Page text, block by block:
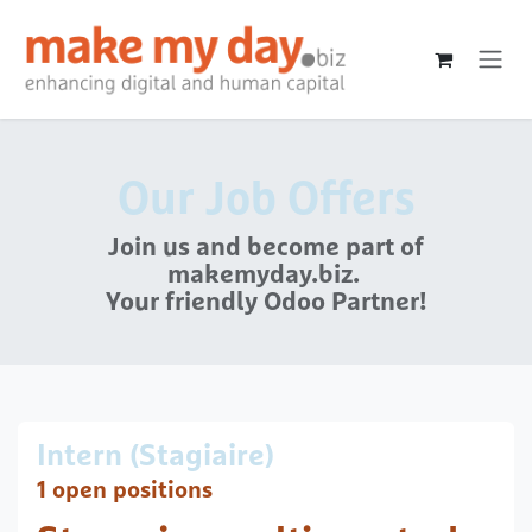
Our Job Offers
Join us and become part of
makemyday.biz.
Your friendly Odoo Partner!
Intern (Stagiaire)
1 open positions